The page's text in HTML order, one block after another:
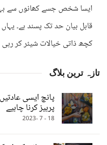
ایسا شخص جسے کھانوں سے
قابل بیان حد تک پسند ہے۔
کچھ ذاتی خیالات شیئر کر رہی
تازہ ترین بلاگ
پانچ ایسی
پرہیز کرنا چاہیے
18 - 7 -2023